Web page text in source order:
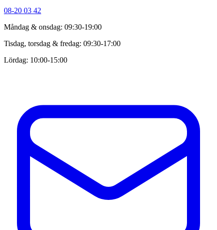
08-20 03 42
Måndag & onsdag: 09:30-19:00
Tisdag, torsdag & fredag: 09:30-17:00
Lördag: 10:00-15:00